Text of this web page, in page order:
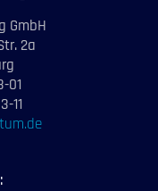
GmbH
2a
01
11